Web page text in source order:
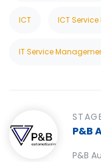
ICT ICT
IT Service
P&B
P&B